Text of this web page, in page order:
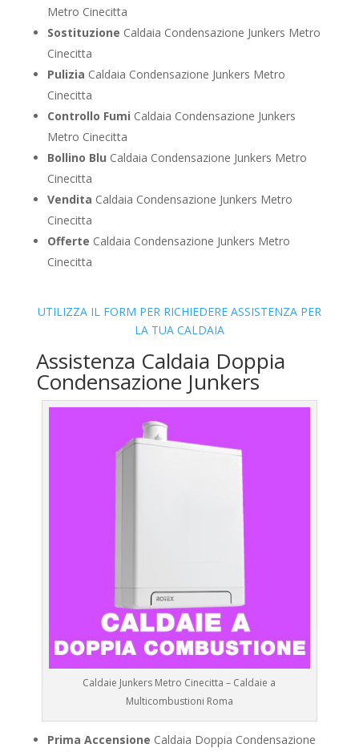
Metro Cinecitta
Sostituzione Caldaia Condensazione Junkers Metro
Cinecitta
Pulizia Caldaia Condensazione Junkers Metro
Cinecitta
Controllo Fumi Caldaia Condensazione Junkers
Metro Cinecitta
Bollino Blu Caldaia Condensazione Junkers Metro
Cinecitta
Vendita Caldaia Condensazione Junkers Metro
Cinecitta
Offerte Caldaia Condensazione Junkers Metro
Cinecitta
UTILIZZA IL FORM PER RICHIEDERE ASSISTENZA PER
LA TUA CALDAIA
Assistenza Caldaia Doppia
Condensazione Junkers
Caldaie Junkers Metro Cinecitta – Caldaie a
Multicombustioni Roma
Prima Accensione Caldaia Doppia Condensazione